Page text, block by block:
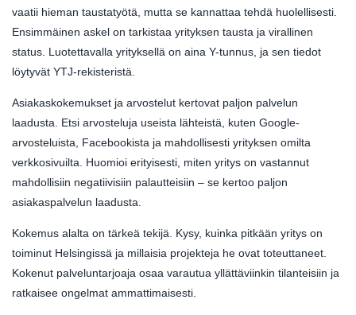
vaatii hieman taustatyötä, mutta se kannattaa tehdä huolellisesti.
Ensimmäinen askel on tarkistaa yrityksen tausta ja virallinen
status. Luotettavalla yrityksellä on aina Y-tunnus, ja sen tiedot
löytyvät YTJ-rekisteristä.
Asiakaskokemukset ja arvostelut kertovat paljon palvelun
laadusta. Etsi arvosteluja useista lähteistä, kuten Google-
arvosteluista, Facebookista ja mahdollisesti yrityksen omilta
verkkosivuilta. Huomioi erityisesti, miten yritys on vastannut
mahdollisiin negatiivisiin palautteisiin – se kertoo paljon
asiakaspalvelun laadusta.
Kokemus alalta on tärkeä tekijä. Kysy, kuinka pitkään yritys on
toiminut Helsingissä ja millaisia projekteja he ovat toteuttaneet.
Kokenut palveluntarjoaja osaa varautua yllättäviinkin tilanteisiin ja
ratkaisee ongelmat ammattimaisesti.